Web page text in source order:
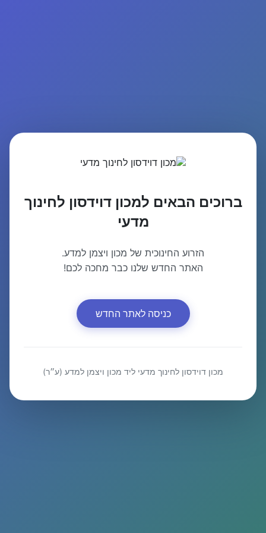
ברוכים הבאים למכון דוידסון לחינוך
מדעי
הזרוע החינוכית של מכון ויצמן למדע.
האתר החדש שלנו כבר מחכה לכם!
כניסה לאתר החדש
מכון דוידסון לחינוך מדעי ליד מכון ויצמן למדע (ע״ר)